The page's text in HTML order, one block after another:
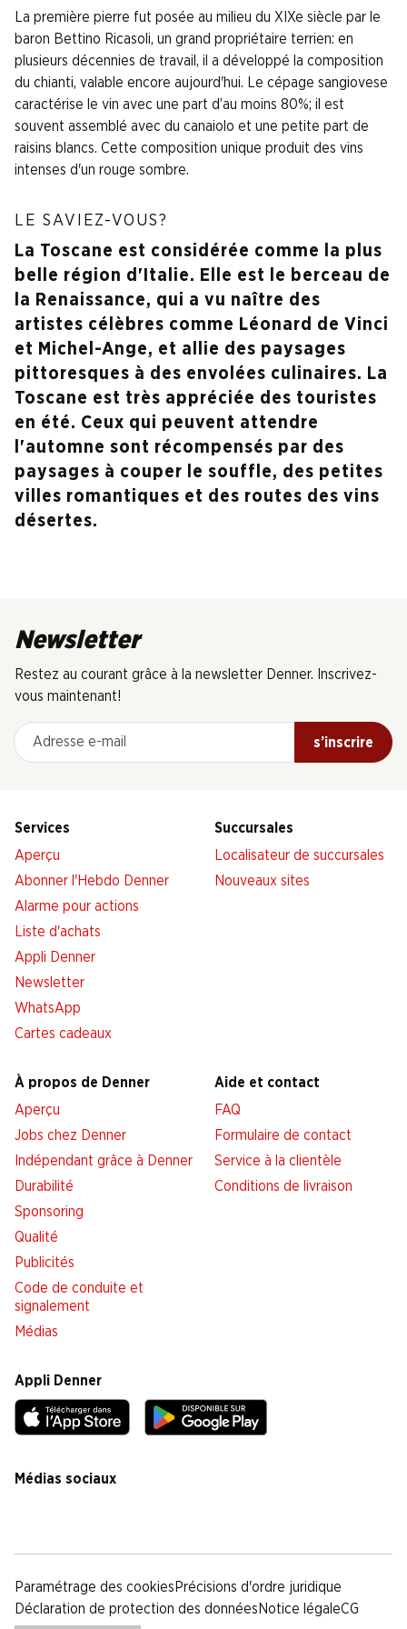
La première pierre fut posée au milieu du XIXe siècle par le
baron Bettino Ricasoli, un grand propriétaire terrien: en
plusieurs décennies de travail, il a développé la composition
du chianti, valable encore aujourd'hui. Le cépage sangiovese
caractérise le vin avec une part d’au moins 80%; il est
souvent assemblé avec du canaiolo et une petite part de
raisins blancs. Cette composition unique produit des vins
intenses d'un rouge sombre.
LE SAVIEZ-VOUS?
La Toscane est considérée comme la plus
belle région d'Italie. Elle est le berceau de
la Renaissance, qui a vu naître des
artistes célèbres comme Léonard de Vinci
et Michel-Ange, et allie des paysages
pittoresques à des envolées culinaires. La
Toscane est très appréciée des touristes
en été. Ceux qui peuvent attendre
l'automne sont récompensés par des
paysages à couper le souffle, des petites
villes romantiques et des routes des vins
désertes.
Newsletter
Restez au courant grâce à la newsletter Denner. Inscrivez-
vous maintenant!
Adresse e-mail
s’inscrire
Services
Aperçu
Abonner l'Hebdo Denner
Alarme pour actions
Liste d'achats
Appli Denner
Newsletter
WhatsApp
Cartes cadeaux
Succursales
Localisateur de succursales
Nouveaux sites
À propos de Denner
Aperçu
Jobs chez Denner
Indépendant grâce à Denner
Durabilité
Sponsoring
Qualité
Publicités
Code de conduite et
signalement
Médias
Aide et contact
FAQ
Formulaire de contact
Service à la clientèle
Conditions de livraison
Appli Denner
Médias sociaux
Paramétrage des cookies Précisions d'ordre juridique
Déclaration de protection des données Notice légaleCG